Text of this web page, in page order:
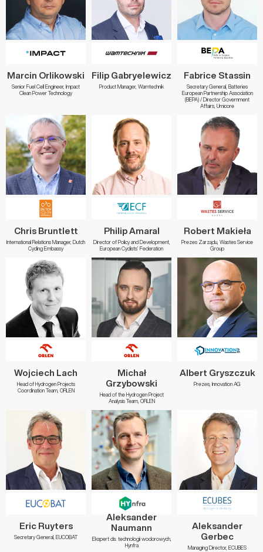
Marcin Orlikowski
Senior Fuel Cell Engineer, Impact
Clean Power Technology
Filip Gabryelewicz
Product Manager, Wamtechnik
Fabrice Stassin
Secretary General, Batteries
European Partnership Association
(BEPA) / Director Government
Affairs, Umicore
Chris Bruntlett
International Relations Manager, Dutch
Cycling Embassy
Philip Amaral
Director of Policy and Development,
European Cyclists’ Federation
Robert Makieła
Prezes Zarządu, Wastes Service
Group
Wojciech Lach
Head of Hydrogen Projects
Coordination Team, ORLEN
Michał
Grzybowski
Head of the Hydrogen Project
Analysis Team, ORLEN
Albert Gryszczuk
Prezes, Innovation AG
Eric Ruyters
Secretary General, EUCOBAT
Aleksander
Naumann
Ekspert ds. technologii wodorowych,
Hynfra
Aleksander
Gerbec
Managing Director, ECUBES